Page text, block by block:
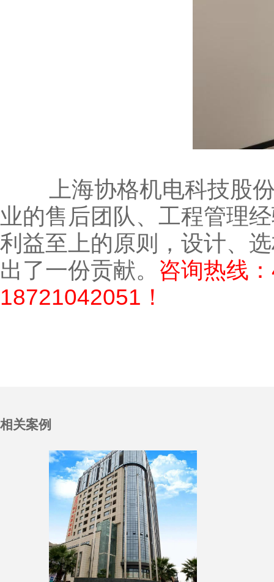
上海协格机电科技股份
业的售后团队、工程管理
利益至上的原则，设计、
出了一份贡献。 咨询热线
18721042051！
相关案例